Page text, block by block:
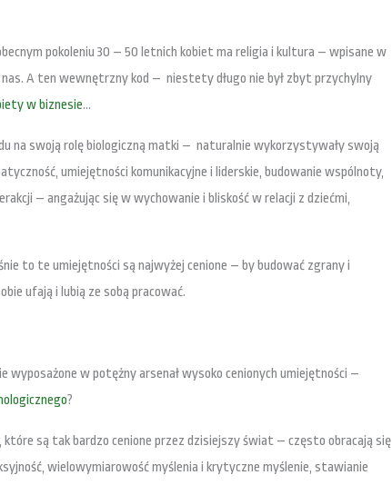
pokoleniu 30 – 50 letnich kobiet ma religia i kultura – wpisane w
A ten wewnętrzny kod – niestety długo nie był zbyt przychylny
w biznesie…
na swoją rolę biologiczną matki – naturalnie wykorzystywały swoją
umiejętności komunikacyjne i liderskie, budowanie wspólnoty,
– angażując się w wychowanie i bliskość w relacji z dziećmi,
to te umiejętności są najwyżej cenione – by budować zgrany i
ufają i lubią ze sobą pracować.
wyposażone w potężny arsenał wysoko cenionych umiejętności –
?
które są tak bardzo cenione przez dzisiejszy świat – często obracają się
wielowymiarowość myślenia i krytyczne myślenie, stawianie